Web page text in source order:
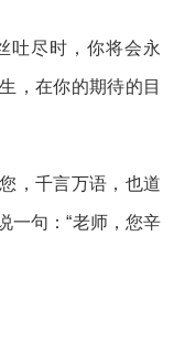
吐尽时，你将会永
，在你的期待的目
，千言万语，也道
一句：“老师，您辛